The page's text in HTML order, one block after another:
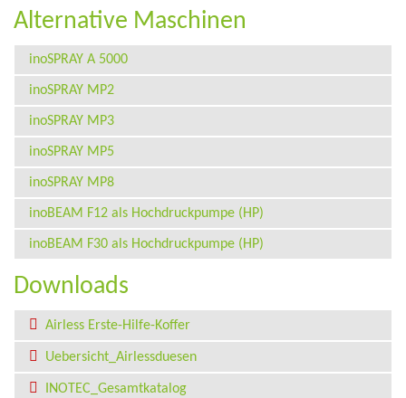
Alternative Maschinen
inoSPRAY A 5000
inoSPRAY MP2
inoSPRAY MP3
inoSPRAY MP5
inoSPRAY MP8
inoBEAM F12 als Hochdruckpumpe (HP)
inoBEAM F30 als Hochdruckpumpe (HP)
Downloads
Airless Erste-Hilfe-Koffer
Uebersicht_Airlessduesen
INOTEC_Gesamtkatalog